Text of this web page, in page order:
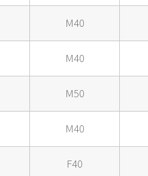
M40
M40
M50
M40
F40